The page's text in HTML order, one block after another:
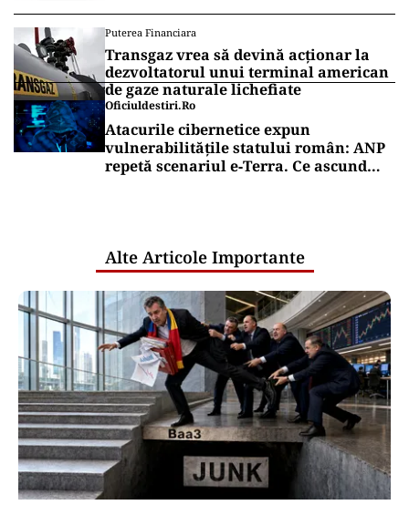
Puterea Financiara
Transgaz vrea să devină acționar la
dezvoltatorul unui terminal american
de gaze naturale lichefiate
Oficiuldestiri.ro
Atacurile cibernetice expun
vulnerabilitățile statului român: ANP
repetă scenariul e‑Terra. Ce ascund
Alte Articole Importante